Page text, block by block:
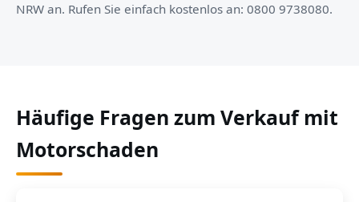
NRW an. Rufen Sie einfach kostenlos an: 0800 9738080.
Häufige Fragen zum Verkauf mit
Motorschaden